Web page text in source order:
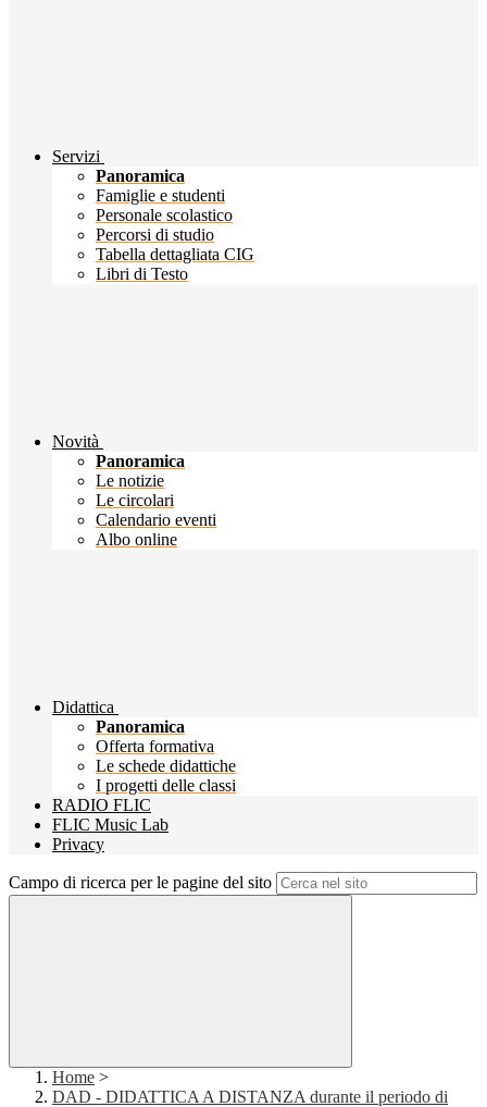
Servizi
Panoramica
Famiglie e studenti
Personale scolastico
Percorsi di studio
Tabella dettagliata CIG
Libri di Testo
Novità
Panoramica
Le notizie
Le circolari
Calendario eventi
Albo online
Didattica
Panoramica
Offerta formativa
Le schede didattiche
I progetti delle classi
RADIO FLIC
FLIC Music Lab
Privacy
Campo di ricerca per le pagine del sito
Home >
DAD - DIDATTICA A DISTANZA durante il periodo di